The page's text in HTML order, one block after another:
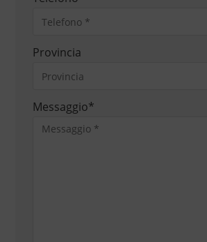
Provincia
Messaggio*